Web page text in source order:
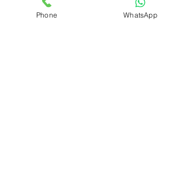
Phone WhatsApp